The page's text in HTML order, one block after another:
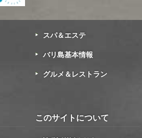
スパ＆エステ
バリ島基本情報
グルメ＆レストラン
このサイトについて